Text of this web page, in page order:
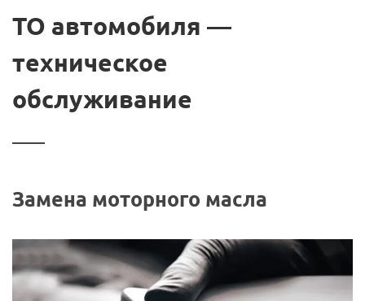
ТО автомобиля —
техническое
обслуживание
Замена моторного масла